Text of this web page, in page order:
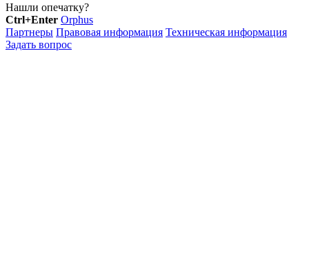
Нашли опечатку?
Ctrl+Enter Orphus
Партнеры Правовая информация Техническая информация
Задать вопрос